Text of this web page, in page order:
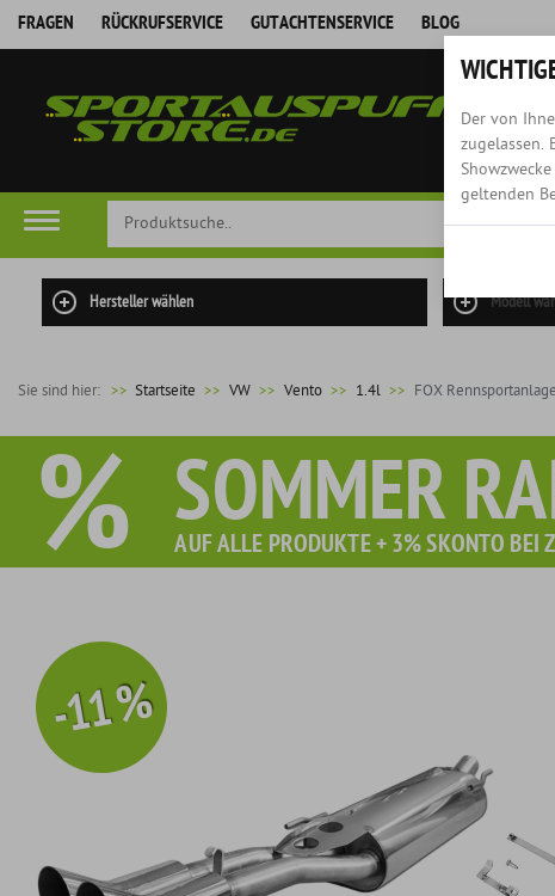
FRAGEN RÜCKRUFSERVICE GUTACHTENSERVICE BLOG
Hersteller wählen Modell
Sie sind hier: >> Startseite VW Vento 1.4l FOX
% SOMMER
AUF ALLE PRODUKTE + 3% SKONTO BEI
-11 %
Sie erhalten Sie beim Kauf diesen Artikel Gratis
Der von
zugelassen.
geltenden